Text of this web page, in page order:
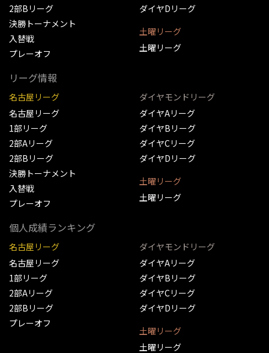
2部Bリーグ
決勝トーナメント
入替戦
プレーオフ
ダイヤDリーグ
土曜リーグ
土曜リーグ
リーグ情報
名古屋リーグ
名古屋リーグ
1部リーグ
2部Aリーグ
2部Bリーグ
決勝トーナメント
入替戦
プレーオフ
ダイヤモンドリーグ
ダイヤAリーグ
ダイヤBリーグ
ダイヤCリーグ
ダイヤDリーグ
土曜リーグ
土曜リーグ
個人成績ランキング
名古屋リーグ
名古屋リーグ
1部リーグ
2部Aリーグ
2部Bリーグ
プレーオフ
ダイヤモンドリーグ
ダイヤAリーグ
ダイヤBリーグ
ダイヤCリーグ
ダイヤDリーグ
土曜リーグ
土曜リーグ